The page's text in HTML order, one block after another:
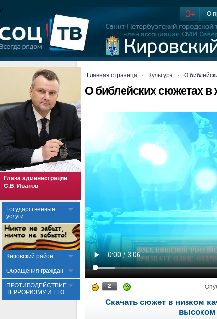
О
//
Глава администрации
С.В. Иванов
Государственные
услуги
Кировский район
Обращения граждан
ПРОТИВОДЕЙСТВИЕ
ТЕРРОРИЗМУ И ЕГО
Главная страница Культура О
О библейских сюжетах в
2
Скачать сюжет в низком
высоком